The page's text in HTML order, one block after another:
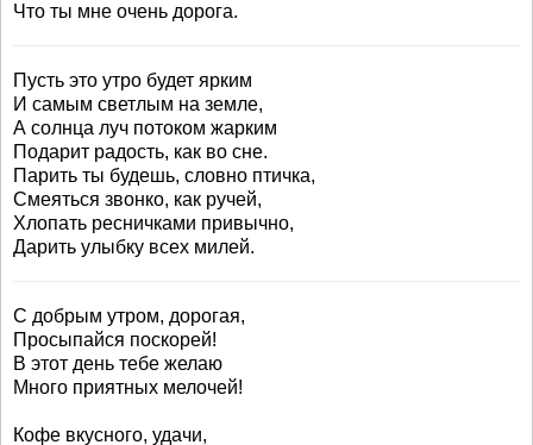
Что ты мне очень дорога.
Пусть это утро будет ярким
И самым светлым на земле,
А солнца луч потоком жарким
Подарит радость, как во сне.
Парить ты будешь, словно птичка,
Смеяться звонко, как ручей,
Хлопать ресничками привычно,
Дарить улыбку всех милей.
С добрым утром, дорогая,
Просыпайся поскорей!
В этот день тебе желаю
Много приятных мелочей!
Кофе вкусного, удачи,